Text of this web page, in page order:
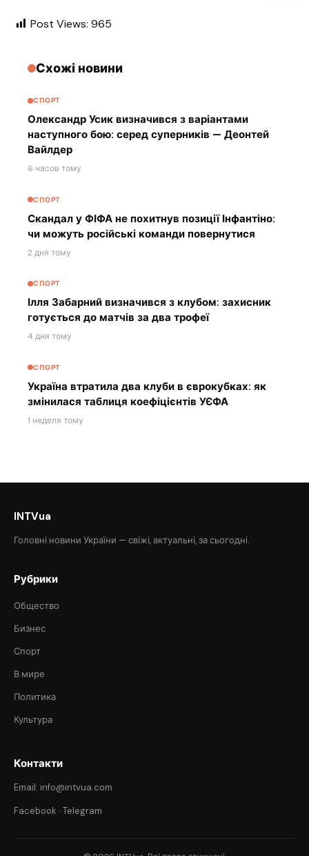
Post Views: 965
Схожі новини
СПОРТ
Олександр Усик визначився з варіантами
наступного бою: серед суперників — Деонтей
Вайлдер
6 часов тому
СПОРТ
Скандал у ФІФА не похитнув позиції Інфантіно:
чи можуть російські команди повернутися
2 дня тому
СПОРТ
Ілля Забарний визначився з клубом: захисник
готується до матчів за два трофеї
4 дня тому
СПОРТ
Україна втратила два клуби в єврокубках: як
змінилася таблиця коефіцієнтів УЄФА
1 неделя тому
INTVua
Головні новини України — свіжі, актуальні, за сьогодні.
Рубрики
Общество
Бизнес
Спорт
В мире
Политика
Культура
Контакти
Email: info@intvua.com
Facebook · Telegram